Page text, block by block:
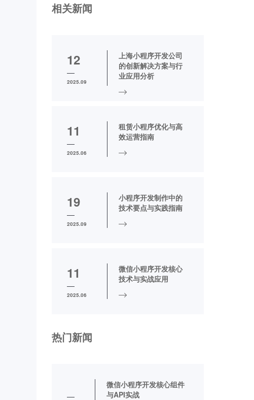
相关新闻
12
2025.09
上海小程序开发公司
的创新解决方案与行
业应用分析
11
2025.06
租赁小程序优化与高
效运营指南
19
2025.09
小程序开发制作中的
技术要点与实践指南
11
2025.06
微信小程序开发核心
技术与实战应用
热门新闻
微信小程序开发核心组件
与API实战